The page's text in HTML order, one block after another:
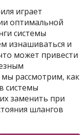
играет
оптимальной
системы
изнашиваться и
может привести
рассмотрим, как
системы
заменить при
шлангов